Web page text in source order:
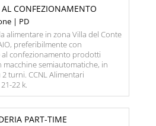
CONFEZIONAMENTO
| PD
alimentare in zona Villa del Conte
preferibilmente con
confezionamento prodotti
semiautomatiche, in
turni. CCNL Alimentari
22 k.
PART-TIME